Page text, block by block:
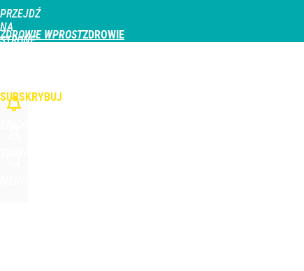
PRZEJDŹ
NA
STRONĘ
ZDROWIE WPROST
SUBSKRYBUJ